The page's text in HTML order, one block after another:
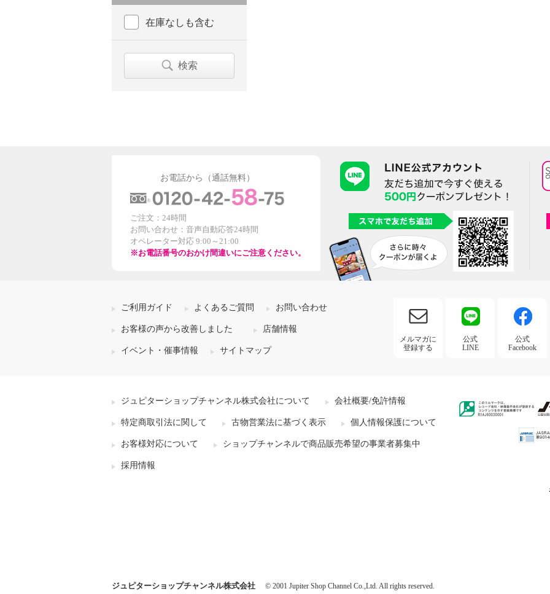
在庫なしも含む
検索
お電話から（通話無料）
ご注文：24時間
お問い合わせ：音声自動応答24時間
オペレーター対応 9:00～21:00
※お電話番号のおかけ間違いにご注意ください。
ご利用ガイド よくあるご質問 お問い合わせ
お客様の声から改善しました 店舗情報
イベント・催事情報 サイトマップ
メルマガに
登録する
公式
LINE
公式
Facebook
ジュピターショップチャンネル株式会社について 会社概要/免許情報
特定商取引法に関して 古物営業法に基づく表示 個人情報保護について
お客様対応について ショップチャンネルで商品販売希望の事業者募集中
採用情報
ジュピターショップチャンネル株式会社 © 2001 Jupiter Shop Channel Co.,Ltd. All rights reserved.